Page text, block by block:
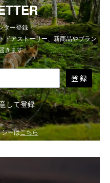
ター登録
ドアストーリー、新商品やブラン
きます。
登 録
して登録
ーはこちら